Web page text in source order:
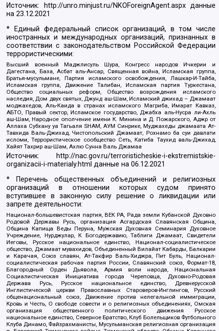
Источник: http://unro.minjust.ru/NKOForeignAgent.aspxданные
на23.12.2021
* Единый федеральный список организаций, в том числе
иностранных и международных организаций, признанных в
соответствии с законодательством Российской Федерации
террористическими:
Высший военный Маджлисуль Шура, Конгресс народов Ичкерии и
Дагестана, База, Асбат аль-Ансар, Священная война, Исламская группа,
Братья-мусульмане, Партия исламского освобождения, Лашкар-И-Тайба,
Исламская группа, Движение Талибан, Исламская партия Туркестана,
Общество социальных реформ, Общество возрождения исламского
наследия, Дом двух святых, Джунд аш-Шам, Исламский джихад – Джамаат
моджахедов, Аль-Каида в странах исламского Магриба, Имарат Кавказ,
АБТО, Правый сектор, Исламское государство, Джабха аль-Нусра ли-Ахль
аш-Шам, Народное ополчение имени К. Минина и Д. Пожарского, Аджр от
Аллаха Субхану уа Тагьаля SHAM, АУМ Синрике, Муджахеды джамаата Ат-
Тавхида Валь-Джихад, Чистопольский Джамаат, Рохнамо ба суи давлати
исломи, Террористическое сообщество Сеть, Катиба Таухид валь-Джихад,
Хайят Тахрир аш-Шам, Ахлю Сунна Валь Джамаа
Источник:
http://nac.gov.ru/terroristicheskie-i-ekstremistskie-
organizacii-i-materialy.html данные на06.12.2021
* Перечень общественных объединений и религиозных
организаций в отношении которых судом принято
вступившее в законную силу решение о ликвидации или
запрете деятельности:
Национал-большевистская партия, ВЕК РА, Рада земли Кубанской Духовно
Родовой Державы Русь, организация Асгардская Славянская Община,
Община Капища Веды Перуна, Мужская Духовная Семинария Духовное
Учреждение, Нурджулар, К Богодержавию, Таблиги Джамаат, Свидетели
Иеговы, Русское национальное единство, Национал-социалистическое
общество, Джамаат мувахидов, Объединенный Вилайат Кабарды, Балкарии
и Карачая, Союз славян, Ат-Такфир Валь-Хиджра, Пит Буль, Национал-
социалистическая рабочая партия России, Славянский союз, Формат-18,
Благородный Орден Дьявола, Армия воли народа, Национальная
Социалистическая Инициатива города Череповца, Духовно-Родовая
Держава Русь, Русское национальное единство, Древнерусской
Инглистической церкви Православных Староверов-Инглингов, Русский
общенациональный союз, Движение против нелегальной иммиграции,
Кровь и Честь, О свободе совести и о религиозных объединениях, Омская
организация общественного политического движения Русское
национальное единство, Северное Братство, Клуб Болельщиков Футбольного
Клуба Динамо, Файзрахманисты, Мусульманская религиозная организация